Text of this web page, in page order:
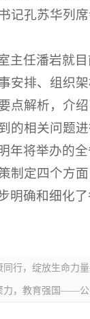
记孔苏华列
主任潘岩就
安排、组织
点解析，介
的相关问题进
年将举办的
制定四个方
明确和细化
同行，绽放生命力
力，教育强国——公